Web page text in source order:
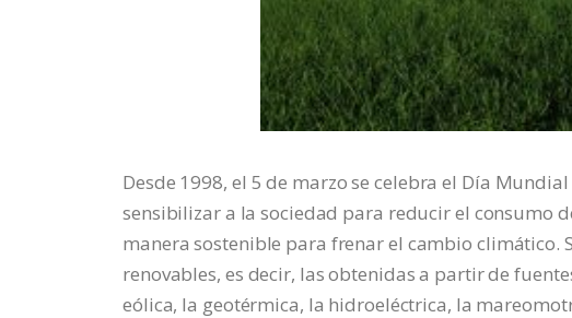
Desde 1998, el 5 de marzo se celebra el Día
sensibilizar a la sociedad para reducir el consumo
manera sostenible para frenar el cambio climático.
renovables, es decir, las obtenidas a partir de
eólica, la geotérmica, la hidroeléctrica, la